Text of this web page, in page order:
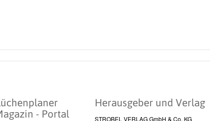
- Portal
Herausgeber und Verlag
STROBEL VERLAG GmbH & Co. KG